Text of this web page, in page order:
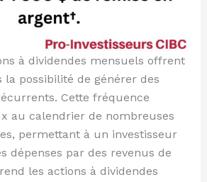
à dividendes mensuels offrent
la possibilité de générer des
Cette fréquence
au calendrier de nombreuses
permettant à un investisseur
dépenses par des revenus de
les actions à dividendes